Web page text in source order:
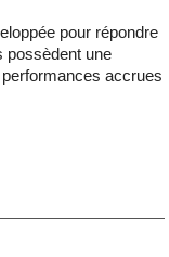
pour répondre
possèdent une
accrues